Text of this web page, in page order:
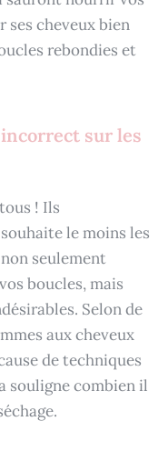
ses cheveux bien
rebondies et
incorrect sur les
! Ils
le moins les
seulement
boucles, mais
Selon de
aux cheveux
de techniques
souligne combien il